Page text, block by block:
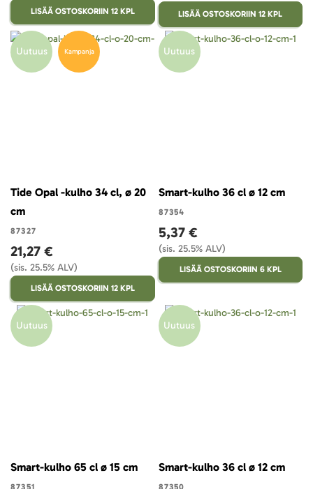
LISÄÄ OSTOSKORIIN 12 KPL LISÄÄ OSTOSKORIIN 12 KPL
Uutuus Kampanja
Tide Opal -kulho 34 cl, ø 20
cm
87327
21,27 €
(sis. 25.5% ALV)
LISÄÄ OSTOSKORIIN 12 KPL
Uutuus
Smart-kulho 36 cl ø 12 cm
87354
5,37 €
(sis. 25.5% ALV)
LISÄÄ OSTOSKORIIN 6 KPL
Uutuus
Smart-kulho 65 cl ø 15 cm
87351
Uutuus
Smart-kulho 36 cl ø 12 cm
87350